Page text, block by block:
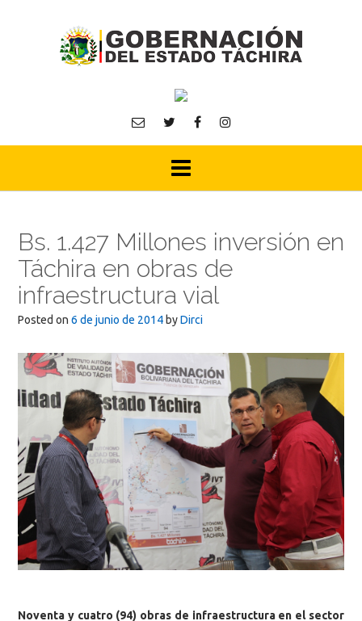
Bs. 1.427 Millones inversión en
Táchira en obras de
infraestructura vial
Posted on 6 de junio de 2014 byDirci
Noventa y cuatro (94) obras de infraestructura en el sector